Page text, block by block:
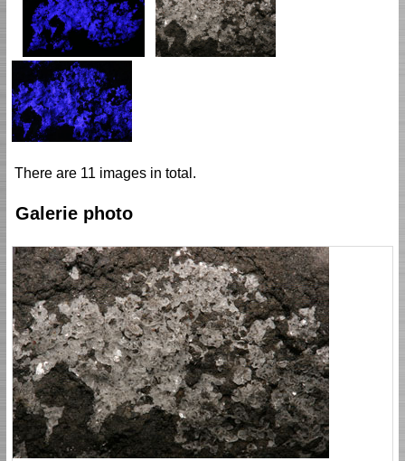
There are 11 images in total.
Galerie photo